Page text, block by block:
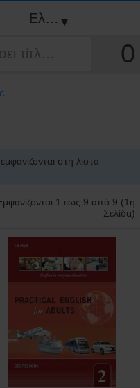
Ελληνικά ▾
0
στη λίστα
1 εως 9 από 9 (1η
Σελίδα)